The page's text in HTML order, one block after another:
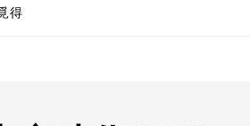
得